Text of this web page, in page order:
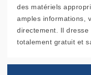
des matériels
amples informations,
directement. Il
totalement gratuit et